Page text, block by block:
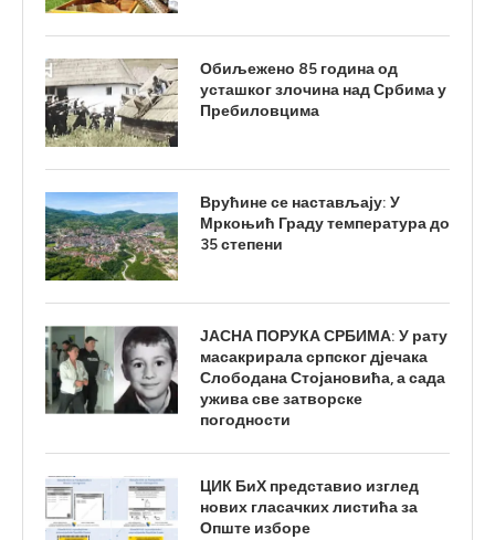
Обиљежено 85 година од
усташког злочина над Србима у
Пребиловцима
Врућине се настављају: У
Мркоњић Граду температура до
35 степени
ЈАСНА ПОРУКА СРБИМА: У рату
масакрирала српског дјечака
Слободана Стојановића, а сада
ужива све затворске
погодности
ЦИК БиХ представио изглед
нових гласачких листића за
Опште изборе